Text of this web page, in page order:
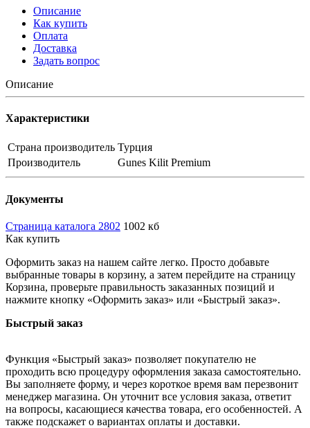
Описание
Как купить
Оплата
Доставка
Задать вопрос
Описание
Характеристики
Страна производитель Турция
Производитель
Gunes Kilit Premium
Документы
Страница каталога 2802 1002 кб
Как купить
Оформить заказ на нашем сайте легко. Просто добавьте
выбранные товары в корзину, а затем перейдите на страницу
Корзина, проверьте правильность заказанных позиций и
нажмите кнопку «Оформить заказ» или «Быстрый заказ».
Быстрый заказ
Функция «Быстрый заказ» позволяет покупателю не
проходить всю процедуру оформления заказа самостоятельно.
Вы заполняете форму, и через короткое время вам перезвонит
менеджер магазина. Он уточнит все условия заказа, ответит
на вопросы, касающиеся качества товара, его особенностей. А
также подскажет о вариантах оплаты и доставки.